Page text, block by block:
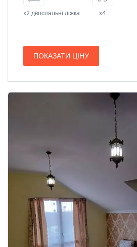
x2 двоспальні ліжка x4
ПОКАЗАТИ ЦІНУ